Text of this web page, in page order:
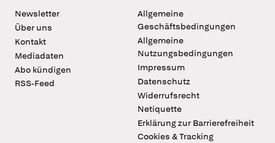
Newsletter
Über uns
Kontakt
Mediadaten
Abo kündigen
RSS-Feed
Allgemeine
Geschäftsbedingungen
Allgemeine
Nutzungsbedingungen
Impressum
Datenschutz
Widerrufsrecht
Netiquette
Erklärung zur Barrierefreiheit
Cookies & Tracking